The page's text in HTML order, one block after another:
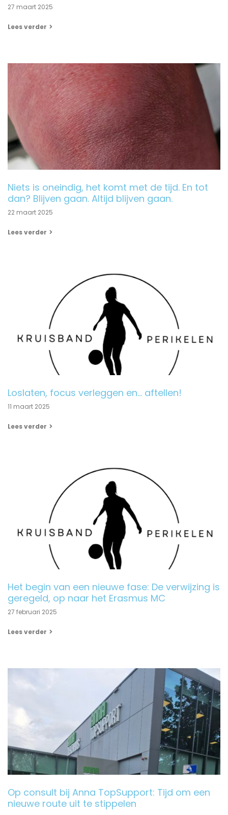
27 maart 2025
Lees verder
Niets is oneindig, het komt met de tijd. En tot
dan? Blijven gaan. Altijd blijven gaan.
22 maart 2025
Lees verder
Loslaten, focus verleggen en… aftellen!
11 maart 2025
Lees verder
Het begin van een nieuwe fase: De verwijzing is
geregeld, op naar het Erasmus MC
27 februari 2025
Lees verder
Op consult bij Anna TopSupport: Tijd om een
nieuwe route uit te stippelen